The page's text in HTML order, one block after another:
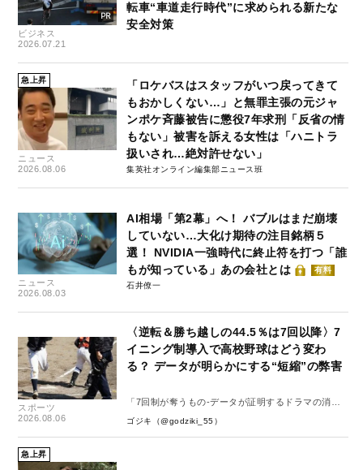
ビジネス
2026.07.21
転車“車道走行時代”に求められる新たな
安全対策
急上昇
ニュース
2026.08.06
「ロケバスはスタッフがいつ戻ってきて
もおかしくない…」と無罪主張の元ジャ
ンポケ斉藤被告に懲役7年求刑「反省の情
もない」被害を訴える女性は「ハニトラ
扱いされ…絶対許せない」
集英社オンライン編集部ニュース班
ニュース
2026.08.03
AI相場「第2幕」へ！ バブルはまだ崩壊
していない…大化け期待の注目銘柄５
選！ NVIDIA一強時代に終止符を打つ「誰
もが知っている」あの会社とは
有料
石井僚一
スポーツ
2026.08.06
〈逆転＆勝ち越しの44.5％は7回以降〉7
イニング制導入で高校野球はどう変わ
る？ データが明らかにする“短縮”の弊害
「7回制が奪うもの-データが証明するドラマの消
失-」
ゴジキ（@godziki_55）
急上昇